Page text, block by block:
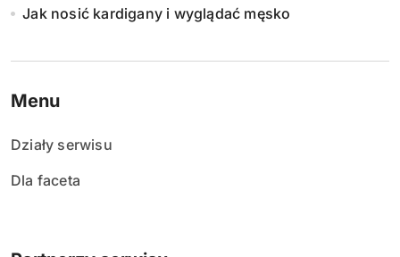
Jak nosić kardigany i wyglądać męsko
Menu
Działy serwisu
Dla faceta